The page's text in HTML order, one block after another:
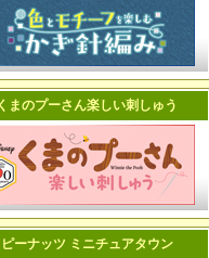
くまのプーさん楽しい刺しゅう
ピーナッツ ミニチュアタウン